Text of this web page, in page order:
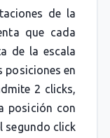
de la
que cada
de la escala
en
2 clicks,
posición con
segundo click